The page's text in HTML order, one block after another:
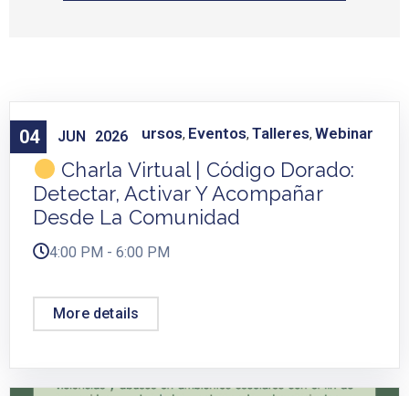
04 JUN 2026
Capacitación, Cursos, Eventos, Talleres, Webinar
Charla Virtual | Código Dorado:
Detectar, Activar Y Acompañar
Desde La Comunidad
4:00 PM - 6:00 PM
More details